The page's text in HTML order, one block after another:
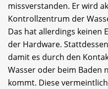
missverstanden. Er wird
Kontrollzentrum der
Das hat allerdings keinen
der Hardware.
damit es durch den
Wasser oder beim Baden
kommt. Diese